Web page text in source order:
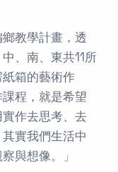
教學計畫，透
、南、東共11所
箱的藝術作
程，就是希望
作去思考、去
實我們生活中
與想像。」